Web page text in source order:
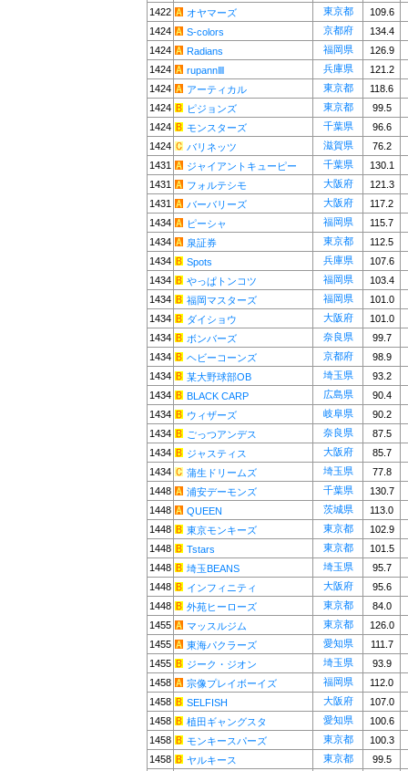
1422
オヤマーズ 東京都
109.6
1424
S-colors 京都府
134.4
1424
Radians 福岡県
126.9
1424
rupannⅢ 兵庫県
121.2
1424
アーティカル 東京都
118.6
1424
ピジョンズ 東京都
99.5
1424
モンスターズ 千葉県
96.6
1424
バリネッツ 滋賀県
76.2
1431
ジャイアントキューピー 千葉県
130.1
1431
フォルテシモ 大阪府
121.3
1431
バーバリーズ 大阪府
117.2
1434
ピーシャ 福岡県
115.7
1434
泉証券 東京都
112.5
1434
Spots 兵庫県
107.6
1434
やっぱトンコツ 福岡県
103.4
1434
福岡マスターズ 福岡県
101.0
1434
ダイショウ 大阪府
101.0
1434
ボンバーズ 奈良県
99.7
1434
ヘビーコーンズ 京都府
98.9
1434
某大野球部OB 埼玉県
93.2
1434
BLACK CARP 広島県
90.4
1434
ウィザーズ 岐阜県
90.2
1434
ごっつアンデス 奈良県
87.5
1434
ジャスティス 大阪府
85.7
1434
蒲生ドリームズ 埼玉県
77.8
1448
浦安デーモンズ 千葉県
130.7
1448
QUEEN 茨城県
113.0
1448
東京モンキーズ 東京都
102.9
1448
Tstars 東京都
101.5
1448
埼玉BEANS 埼玉県
95.7
1448
インフィニティ 大阪府
95.6
1448
外苑ヒーローズ 東京都
84.0
1455
マッスルジム 東京都
126.0
1455
東海パクラーズ 愛知県
111.7
1455
ジーク・ジオン 埼玉県
93.9
1458
宗像プレイボーイズ 福岡県
112.0
1458
SELFISH 大阪府
107.0
1458
植田ギャングスタ 愛知県
100.6
1458
モンキースパーズ 東京都
100.3
1458
ヤルキース 東京都
99.5